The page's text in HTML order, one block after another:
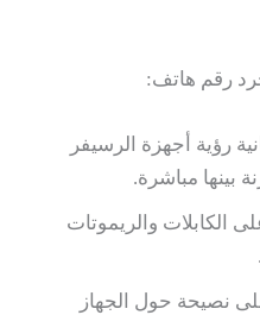
رقم هاتف:
رؤية أجهزة الرسيفر
بينها مباشرة.
الكابلات والريموتات
نصيحة حول الجهاز